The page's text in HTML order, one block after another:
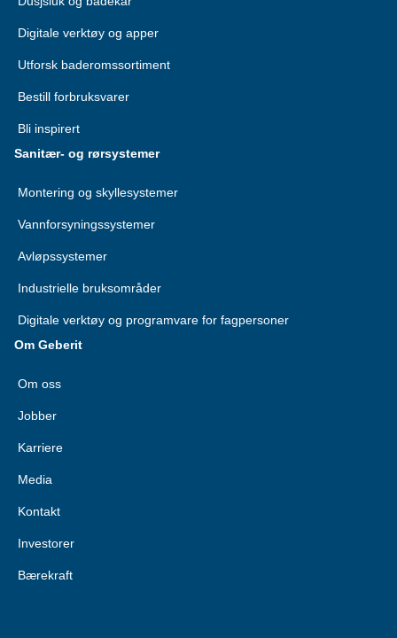
Digitale verktøy og apper
Utforsk baderomssortiment
Bestill forbruksvarer
Bli inspirert
Sanitær- og rørsystemer
Montering og skyllesystemer
Vannforsyningssystemer
Avløpssystemer
Industrielle bruksområder
Digitale verktøy og programvare for fagpersoner
Om Geberit
Om oss
Jobber
Karriere
Media
Kontakt
Investorer
Bærekraft